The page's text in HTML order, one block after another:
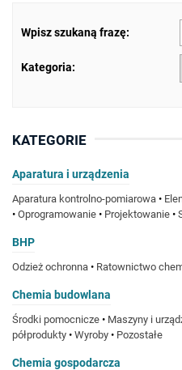
Wpisz szukaną frazę:
Kategoria:
KATEGORIE
Aparatura i urządzenia
Aparatura kontrolno-pomiarowa •
• Oprogramowanie • Projektowanie •
BHP
Odzież ochronna • Ratownictwo
Chemia budowlana
Środki pomocnicze • Maszyny i
półprodukty • Wyroby • Pozostałe
Chemia gospodarcza